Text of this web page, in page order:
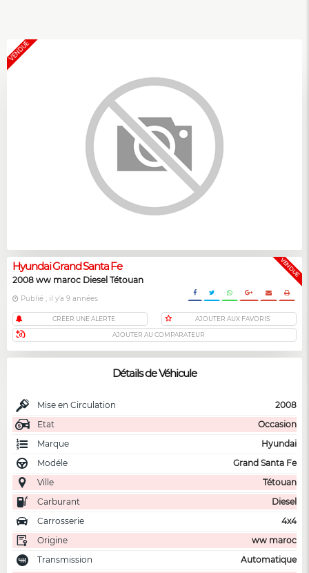
VENDUE
VENDUE
Hyundai Grand Santa Fe
2008 ww maroc Diesel Tétouan
Publié , il y'a 9 années
CRÉER UNE ALERTE AJOUTER AUX FAVORIS
AJOUTER AU COMPARATEUR
Détails de Véhicule
Mise en Circulation
2008
Etat
Occasion
Marque
Hyundai
Modéle
Grand Santa Fe
Ville
Tétouan
Carburant
Diesel
Carrosserie
4x4
Origine
ww maroc
Transmission
Automatique